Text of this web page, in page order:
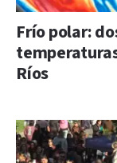
Frío polar:
Ríos